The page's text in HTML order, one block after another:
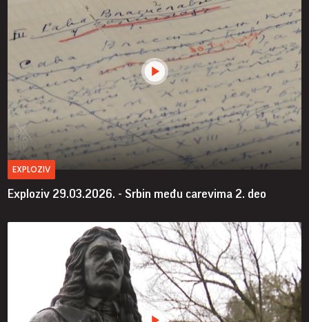
EXPLOZIV
Exploziv 29.03.2026. - Srbin među carevima 2. deo